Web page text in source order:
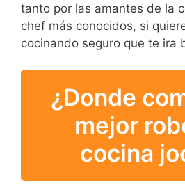
tanto por las amantes de la
chef más conocidos, si
cocinando seguro que te ira
¿Donde
mejor
cocina